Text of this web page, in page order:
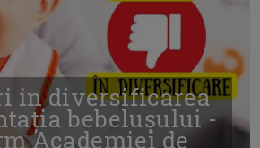
in diversificarea
bebelușului -
Academiei de